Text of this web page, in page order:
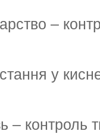
–
у
– контроль